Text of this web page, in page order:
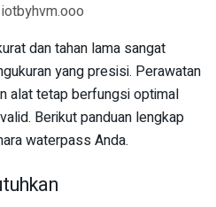
dan tahan lama sangat
yang presisi. Perawatan
alat tetap berfungsi optimal
Berikut panduan lengkap
waterpass Anda.